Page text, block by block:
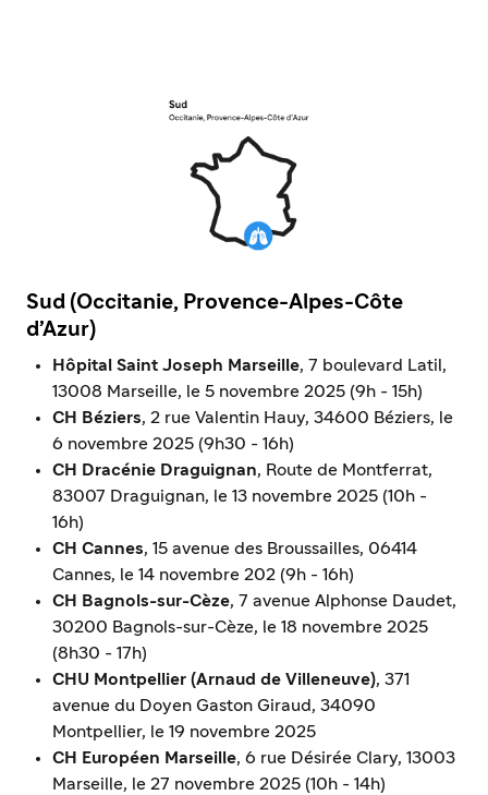
Sud (Occitanie, Provence-Alpes-Côte
d’Azur)
Hôpital Saint Joseph Marseille, 7 boulevard Latil,
13008 Marseille, le 5 novembre 2025 (9h - 15h)
CH Béziers, 2 rue Valentin Hauy, 34600 Béziers, le
6 novembre 2025 (9h30 - 16h)
CH Dracénie Draguignan, Route de Montferrat,
83007 Draguignan, le 13 novembre 2025 (10h -
16h)
CH Cannes, 15 avenue des Broussailles, 06414
Cannes, le 14 novembre 202 (9h - 16h)
CH Bagnols-sur-Cèze, 7 avenue Alphonse Daudet,
30200 Bagnols-sur-Cèze, le 18 novembre 2025
(8h30 - 17h)
CHU Montpellier (Arnaud de Villeneuve), 371
avenue du Doyen Gaston Giraud, 34090
Montpellier, le 19 novembre 2025
CH Européen Marseille, 6 rue Désirée Clary, 13003
Marseille, le 27 novembre 2025 (10h - 14h)